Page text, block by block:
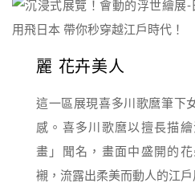
麗 花卉美人
這一區展現喜多川歌麿筆下
感。喜多川歌麿以擅長描
畫」聞名，畫面中盛開的
襯，流露出柔美而動人的江戶